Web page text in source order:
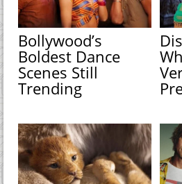
Bollywood’s
Boldest Dance
Scenes Still
Trending